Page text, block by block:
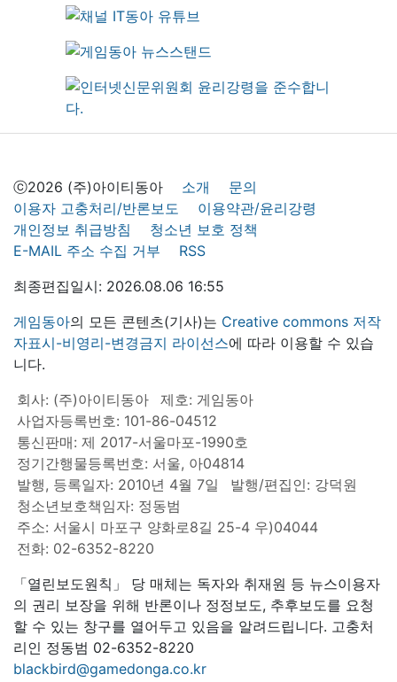
ⓒ2026 (주)아이티동아 소개
문의
이용자 고충처리/반론보도
이용약관/윤리강령
개인정보 취급방침
청소년 보호 정책
E-MAIL 주소 수집 거부
RSS
최종편집일시: 2026.08.06 16:55
게임동아의 모든 콘텐츠(기사)는 Creative commons 저작
자표시-비영리-변경금지 라이선스에 따라 이용할 수 있습
니다.
회사: (주)아이티동아
제호: 게임동아
사업자등록번호: 101-86-04512
통신판매: 제 2017-서울마포-1990호
정기간행물등록번호: 서울, 아04814
발행, 등록일자: 2010년 4월 7일
발행/편집인: 강덕원
청소년보호책임자: 정동범
주소: 서울시 마포구 양화로8길 25-4 우)04044
전화: 02-6352-8220
「열린보도원칙」 당 매체는 독자와 취재원 등 뉴스이용자
의 권리 보장을 위해 반론이나 정정보도, 추후보도를 요청
할 수 있는 창구를 열어두고 있음을 알려드립니다. 고충처
리인 정동범 02-6352-8220
blackbird@gamedonga.co.kr